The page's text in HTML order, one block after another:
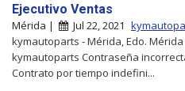
Ejecutivo Ventas
Mérida | Jul 22, 2021
kymautoparts - Mérida, Edo.
kymautoparts Contraseña
Contrato por tiempo indefini...